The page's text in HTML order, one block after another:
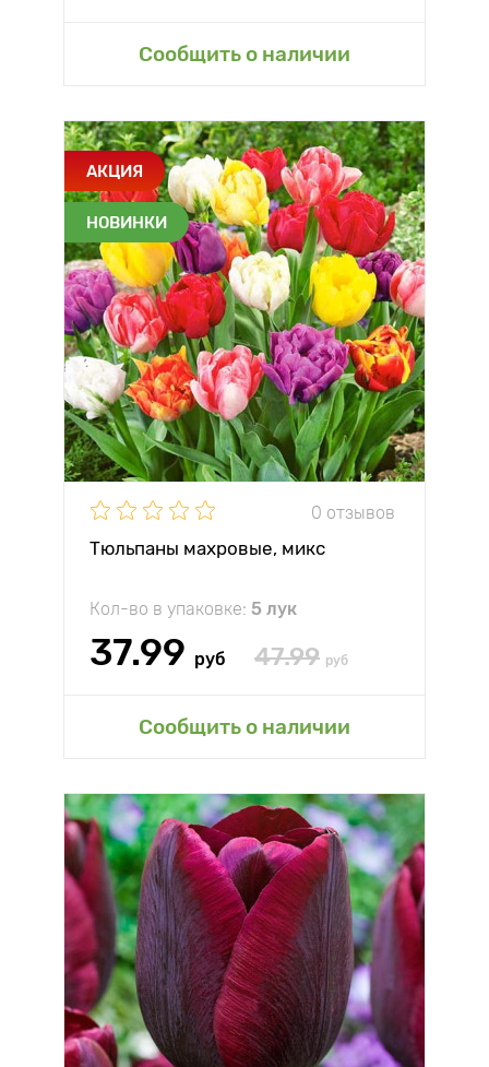
Сообщить о наличии
АКЦИЯ
НОВИНКИ
0 отзывов
Тюльпаны махровые, микс
Кол-во в упаковке: 5 лук
37.99 руб 47.99 руб
Сообщить о наличии